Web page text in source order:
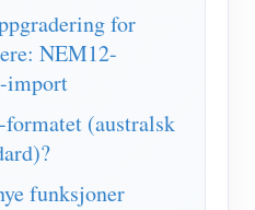
for
NEM12-
import
(australsk
funksjoner